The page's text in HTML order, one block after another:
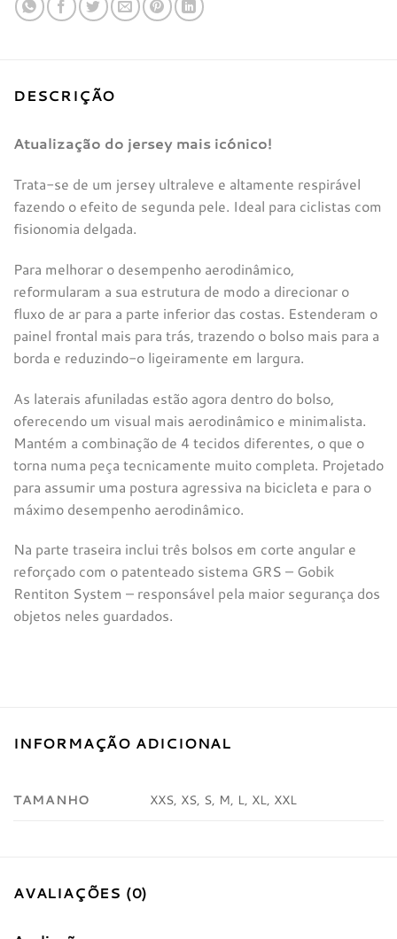
DESCRIÇÃO
Atualização do jersey mais icónico!
Trata-se de um jersey ultraleve e altamente respirável
fazendo o efeito de segunda pele. Ideal para ciclistas com
fisionomia delgada.
Para melhorar o desempenho aerodinâmico,
reformularam a sua estrutura de modo a direcionar o
fluxo de ar para a parte inferior das costas. Estenderam o
painel frontal mais para trás, trazendo o bolso mais para a
borda e reduzindo-o ligeiramente em largura.
As laterais afuniladas estão agora dentro do bolso,
oferecendo um visual mais aerodinâmico e minimalista.
Mantém a combinação de 4 tecidos diferentes, o que o
torna numa peça tecnicamente muito completa. Projetado
para assumir uma postura agressiva na bicicleta e para o
máximo desempenho aerodinâmico.
Na parte traseira inclui três bolsos em corte angular e
reforçado com o patenteado sistema GRS – Gobik
Rentiton System – responsável pela maior segurança dos
objetos neles guardados.
INFORMAÇÃO ADICIONAL
TAMANHO XXS, XS, S, M, L, XL, XXL
AVALIAÇÕES (0)